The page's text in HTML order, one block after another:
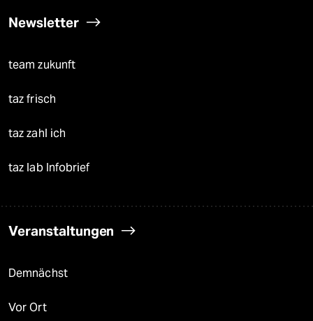
Newsletter
team zukunft
taz frisch
taz zahl ich
taz lab Infobrief
Veranstaltungen
Demnächst
Vor Ort